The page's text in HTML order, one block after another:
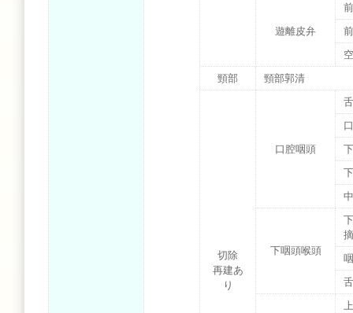
遊離皮弁
頸部
頸部郭清
切除
再建あ
り
口腔咽頭
下咽頭喉頭
摘